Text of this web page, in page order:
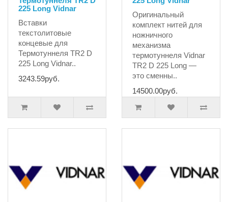
225 Long Vidnar
Вставки
текстолитовые
концевые для
Термотуннеля TR2 D
225 Long Vidnar..
3243.59руб.
Оригинальный
комплект нитей для
ножничного
механизма
термотуннеля Vidnar
TR2 D 225 Long —
это сменны..
14500.00руб.